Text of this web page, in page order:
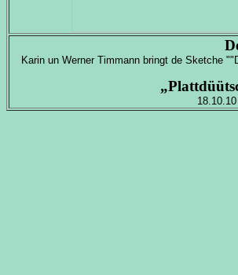
Karin un Werner Timmann bringt de Sketche